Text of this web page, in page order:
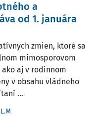
a
od 1. januára
zmien, ktoré sa
mimosporovom
aj v rodinnom
v obsahu vládneho
...